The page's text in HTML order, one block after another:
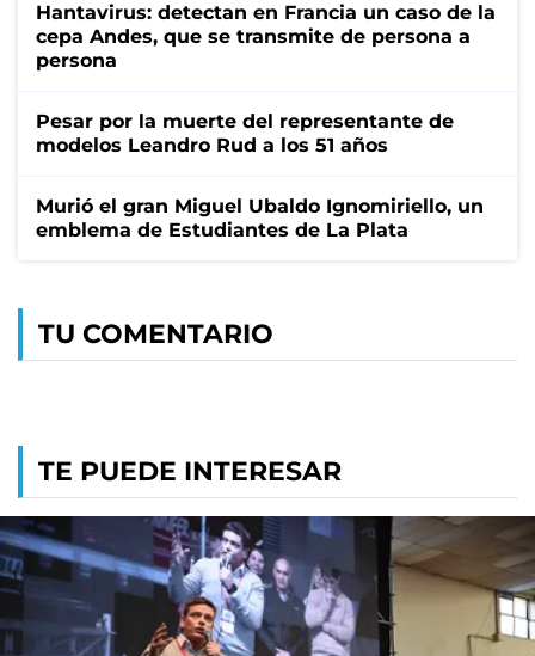
Hantavirus: detectan en Francia un caso de la
cepa Andes, que se transmite de persona a
persona
Pesar por la muerte del representante de
modelos Leandro Rud a los 51 años
Murió el gran Miguel Ubaldo Ignomiriello, un
emblema de Estudiantes de La Plata
TU COMENTARIO
TE PUEDE INTERESAR